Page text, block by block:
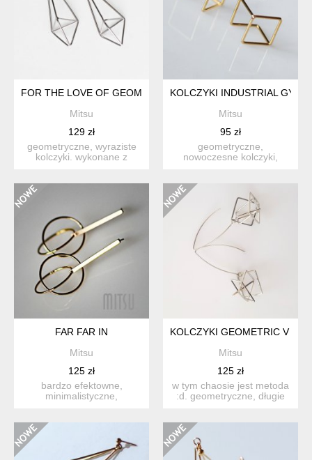
FOR THE LOVE OF GEOMETRY V SILVER
Mitsu
129 zł
geometryczne, wyraziste
kolczyki. wykonane z
KOLCZYKI INDUSTRIAL GYM
Mitsu
95 zł
geometryczne,
nowoczesne kolczyki,
FAR FAR IN
Mitsu
125 zł
bardzo efektowne,
minimalistyczne,
KOLCZYKI GEOMETRIC V
Mitsu
125 zł
w tym chaosie jest metoda
:d. geometryczne, długie